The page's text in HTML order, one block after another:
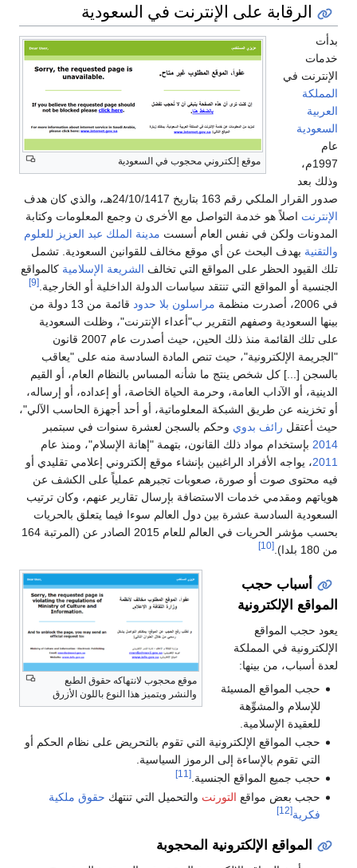
الرقابة على الإنترنت في السعودية
موقع إلكتروني محجوب في السعودية
بدأت
خدمات
الإنترنت في
المملكة
العربية
السعودية
عام
1997م،
وذلك بعد
صدور القرار الملكي رقم 163 بتاريخ 24/10/1417هـ، والذي كان هدف
الإنترنت اصلاً هو خدمة التواصل مع الأخرى ن وجمع المعلومات وكتابة
المدونات ولكن في نفس العام أسست مدينة الملك عبد العزيز للعلوم
والتقنية بهدف البحث عن أي موقع مخالف للقوانين السعودية. تشمل
تلك القيود الحظر على المواقع التي تخالف الشريعة الإسلامية كالمواقع
الجنسية أو المواقع التي تنتقد سياسات الدولة الداخلية أو الخارجية. [9]
في 2006، أصدرت منظمة مراسلون بلا حدود
قائمة من 13 دولة من
بينها السعودية وصفهم التقرير ب"أعداء الإنترنت"، وظلت السعودية
على تلك القائمة منذ ذلك الحين، حيث أصدرت عام 2007 قانون
"الجريمة الإلكترونية"، حيث تنص المادة السادسة منه على "يعاقب
بالسجن [...] كل شخص ينتج ما شأنه المساس بالنظام العام، أو القيم
الدينية، أو الآداب العامة، وحرمة الحياة الخاصة، أو إعداده، أو إرساله،
أو تخزينه عن طريق الشبكة المعلوماتية، أو أحد أجهزة الحاسب الآلي"،
حيث أعتقل رائف بدوي وحكم بالسجن لعشرة سنوات في سبتمبر
2014 بإستخدام مواد ذلك القانون، بتهمة "إهانة الإسلام"، ومنذ عام
2011، يواجه الأفراد الراغبين بإنشاء موقع إلكتروني إعلامي تقليدي أو
فيه محتوى صوت أو صورة، صعوبات تجبرهم عملياً على الكشف عن
هوياتهم ومقدمي خدمات الاستضافة بإرسال تقارير عنهم، وكان ترتيب
السعودية السادسة عشرة بين دول العالم سوءا فيما يتعلق بالحريات
بحسب مؤشر الحريات في العالم للعام 2015 الصادر عن (المرتبة 164
من 180 بلدا).
[10]
موقع محجوب لانتهاكه حقوق الطبع
والنشر ويتميز هذا النوع باللون الأزرق
أسباب حجب
المواقع الإلكترونية
يعود حجب المواقع
الإلكترونية في المملكة
لعدة أسباب، من بينها:
حجب المواقع المسيئة
للإسلام والمشوِّهة
للعقيدة الإسلامية.
حجب المواقع الإلكترونية التي تقوم بالتحريض على نظام الحكم أو
التي تقوم بالإساءة إلى الرموز السياسية.
حجب جميع المواقع الجنسية.[11]
حجب بعض مواقع التورنت والتحميل التي تنتهك حقوق ملكية
فكرية[12]
المواقع الإلكترونية المحجوبة